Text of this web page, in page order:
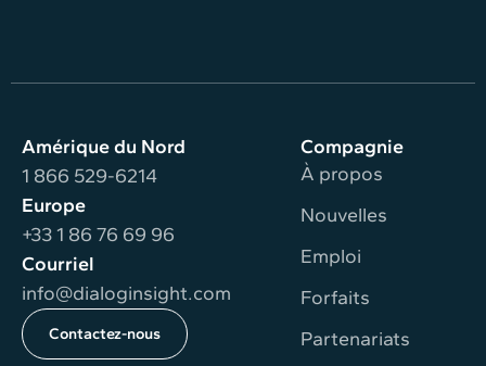
Amérique du Nord
1 866 529-6214
Europe
+33 1 86 76 69 96
Courriel
info@dialoginsight.com
Contactez-nous
Compagnie
À propos
Nouvelles
Emploi
Forfaits
Partenariats